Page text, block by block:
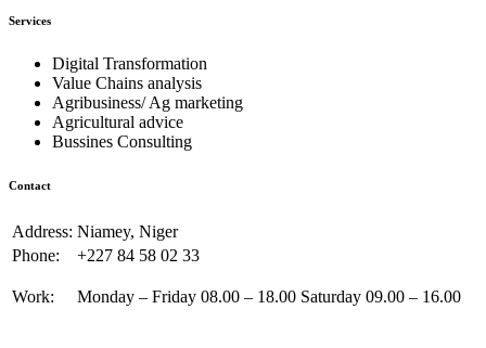
F
A
à
4
.
C
F
Services
Digital Transformation
Value Chains analysis
Agribusiness/ Ag marketing
Agricultural advice
Bussines Consulting
Contact
Address: Niamey, Niger
Phone:
+227 84 58 02 33
Work: Monday – Friday 08.00 – 18.00 Saturday 09.00 – 16.00